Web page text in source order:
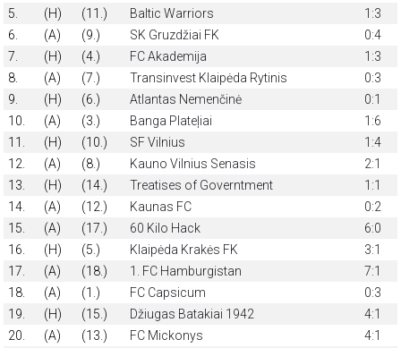
5.
(H) (11.) Baltic Warriors
1:3
6.
(A) (9.) SK Gruzdžiai FK
0:4
7.
(H) (4.) FC Akademija
1:3
8.
(A) (7.) Transinvest Klaipėda Rytinis
0:3
9.
(H) (6.) Atlantas Nemenčinė
0:1
10.
(A) (3.) Banga Plateļiai
1:6
11.
(H) (10.) SF Vilnius
1:4
12.
(A) (8.) Kauno Vilnius Senasis
2:1
13.
(H) (14.) Treatises of Governtment
1:1
14.
(A) (12.) Kaunas FC
0:2
15.
(A) (17.) 60 Kilo Hack
6:0
16.
(H) (5.) Klaipėda Krakės FK
3:1
17.
(A) (18.) 1. FC Hamburgistan
7:1
18.
(A) (1.) FC Capsicum
0:3
19.
(H) (15.) Džiugas Batakiai 1942
4:1
20.
(A) (13.) FC Mickonys
4:1